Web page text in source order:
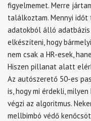
figyelmemet. Merre
találkoztam. Mennyi időt
adatokból álló
elkészíteni, hogy
nem csak a HR-esek,
Hiszen pillanat alatt
Az autószerető 50-es
is, hogy mi érdekli,
végzi az algoritmus.
mellbimbó védő